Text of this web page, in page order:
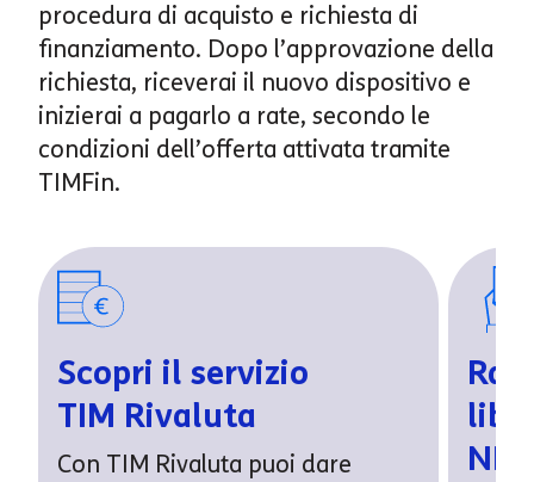
procedura di acquisto e richiesta di
finanziamento. Dopo l’approvazione della
richiesta, riceverai il nuovo dispositivo e
inizierai a pagarlo a rate, secondo le
condizioni dell’offerta attivata tramite
TIMFin.
Scopri il servizio
TIM Rivaluta
Con TIM Rivaluta puoi dare